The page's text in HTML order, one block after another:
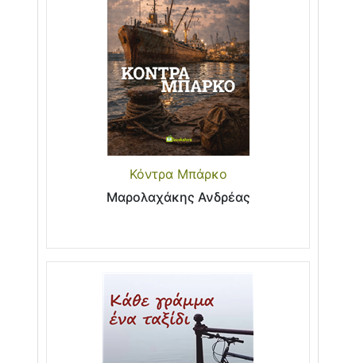
Κόντρα Μπάρκο
Μαρολαχάκης Ανδρέας